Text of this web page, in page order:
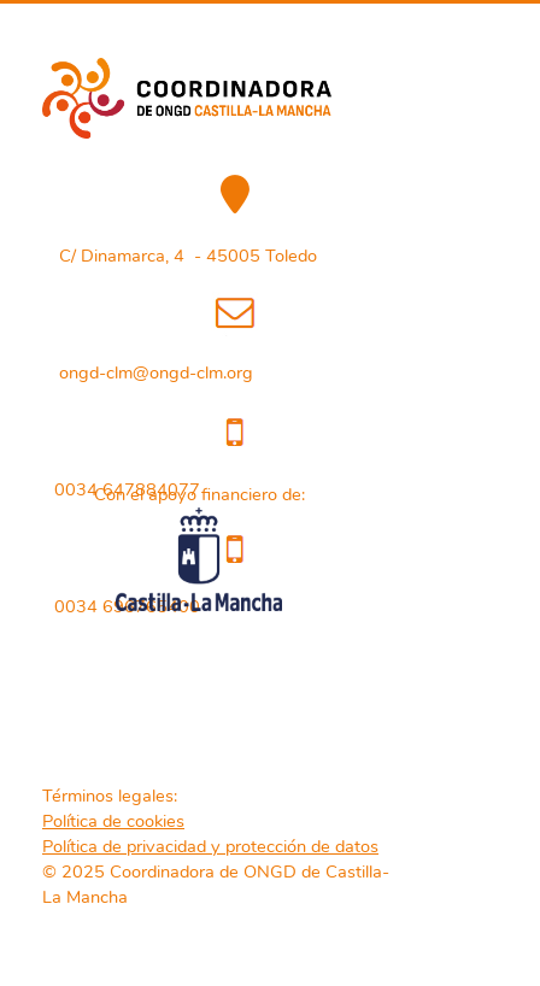
C/ Dinamarca, 4 - 45005 Toledo
ongd-clm@ongd-clm.org
0034 647884077
0034 696765400
Con el apoyo financiero de:
Términos legales:
Política de cookies
Política de privacidad y protección de datos
© 2025 Coordinadora de ONGD de Castilla-
La Mancha